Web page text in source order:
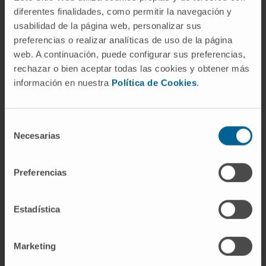
diferentes finalidades, como permitir la navegación y
usabilidad de la página web, personalizar sus
preferencias o realizar analíticas de uso de la página
web. A continuación, puede configurar sus preferencias,
rechazar o bien aceptar todas las cookies y obtener más
información en nuestra Política de Cookies.
Necesarias
Preferencias
Estadística
Marketing
En este estudio preclínico los científicos han
bloqueado TIM-3 con una molécula pequeña
de ARN(denominada aptámero), que, al
administrarlo conjuntamente con laradioterapia,
mejora sustancialmente la
supervivencia
memoria inmunológica. “Este trabajo ofrece un
tratamiento convencional como la radioterapia
puede abrir las puertas al desarrollo de un ensayo
Marta Alonso
, codirectora del programa de
tumores sólidos y directora del Grupo de Terapias
Avanzadas para Tumores Pediátricos del Cima.